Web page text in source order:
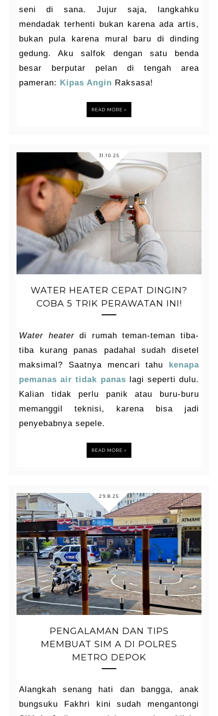
seni di sana. Jujur saja, langkahku
mendadak terhenti bukan karena ada artis,
bukan pula karena mural baru di dinding
gedung. Aku salfok dengan satu benda
besar berputar pelan di tengah area
pameran: Kipas Angin Raksasa!
READ MORE »
31.10.25
WATER HEATER CEPAT DINGIN?
COBA 5 TRIK PERAWATAN INI!
Water heaterdi rumah teman-teman tiba-
tiba kurang panas padahal sudah disetel
maksimal? Saatnya mencari tahu kenapa
pemanas air tidak panas lagi seperti dulu.
Kalian tidak perlu panik atau buru-buru
memanggil teknisi, karena bisa jadi
penyebabnya sepele.
READ MORE »
29.8.25
PENGALAMAN DAN TIPS
MEMBUAT SIM A DI POLRES
METRO DEPOK
Alangkah senang hati dan bangga, anak
bungsuku Fakhri kini sudah mengantongi